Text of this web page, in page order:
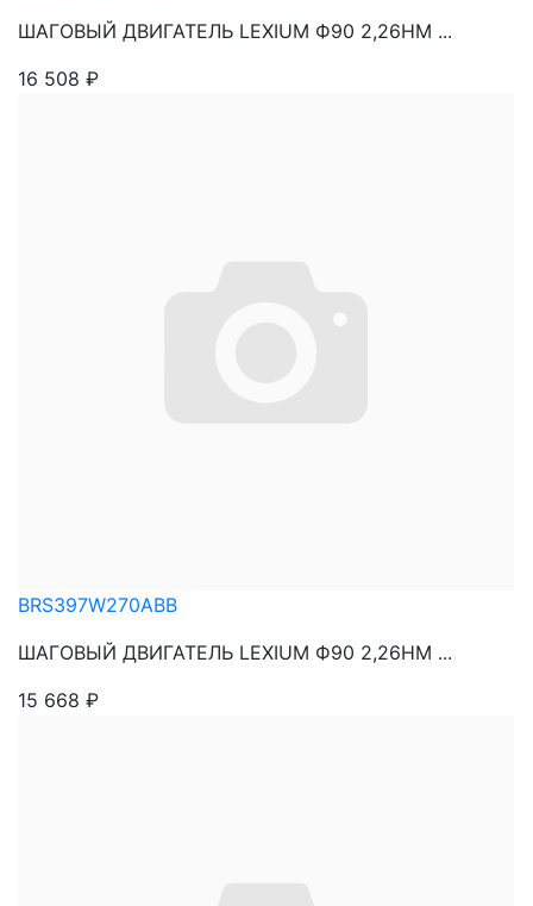
ШАГОВЫЙ ДВИГАТЕЛЬ LEXIUM Ф90 2,26НМ ...
16 508 ₽
BRS397W270ABB
ШАГОВЫЙ ДВИГАТЕЛЬ LEXIUM Ф90 2,26НМ ...
15 668 ₽